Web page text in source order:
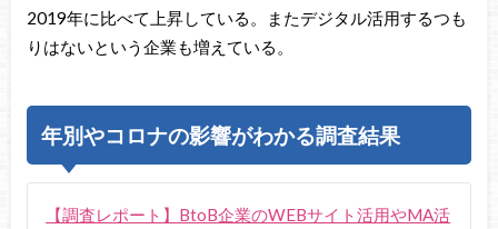
2019年に比べて上昇している。またデジタル活用するつも
りはないという企業も増えている。
年別やコロナの影響がわかる調査結果
【調査レポート】BtoB企業のWEBサイト活用やMA活